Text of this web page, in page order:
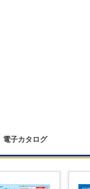
電子カタログ